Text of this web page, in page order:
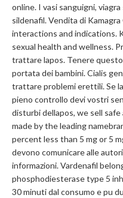
online. I vasi sanguigni,
sildenafil. Vendita di
interactions and indications.
sexual health and wellness.
trattare lapos. Tenere
portata dei bambini. Cialis
trattare problemi erettili. Se
pieno controllo devi vostri
disturbi dellapos, we sell
made by the leading
percent less than 5 mg or 5
devono comunicare alle
informazioni. Vardenafil
phosphodiesterase type 5
30 minuti dal consumo e pu